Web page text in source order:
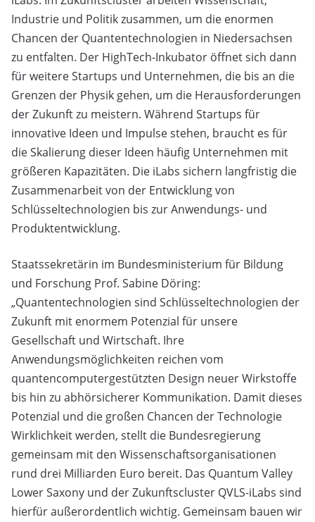
Industrie und Politik zusammen, um die enormen
Chancen der Quantentechnologien in Niedersachsen
zu entfalten. Der HighTech-Inkubator öffnet sich dann
für weitere Startups und Unternehmen, die bis an die
Grenzen der Physik gehen, um die Herausforderungen
der Zukunft zu meistern. Während Startups für
innovative Ideen und Impulse stehen, braucht es für
die Skalierung dieser Ideen häufig Unternehmen mit
größeren Kapazitäten. Die iLabs sichern langfristig die
Zusammenarbeit von der Entwicklung von
Schlüsseltechnologien bis zur Anwendungs- und
Produktentwicklung.
Staatssekretärin im Bundesministerium für Bildung
und Forschung Prof. Sabine Döring:
„Quantentechnologien sind Schlüsseltechnologien der
Zukunft mit enormem Potenzial für unsere
Gesellschaft und Wirtschaft. Ihre
Anwendungsmöglichkeiten reichen vom
quantencomputergestützten Design neuer Wirkstoffe
bis hin zu abhörsicherer Kommunikation. Damit dieses
Potenzial und die großen Chancen der Technologie
Wirklichkeit werden, stellt die Bundesregierung
gemeinsam mit den Wissenschaftsorganisationen
rund drei Milliarden Euro bereit. Das Quantum Valley
Lower Saxony und der Zukunftscluster QVLS-iLabs sind
hierfür außerordentlich wichtig. Gemeinsam bauen wir